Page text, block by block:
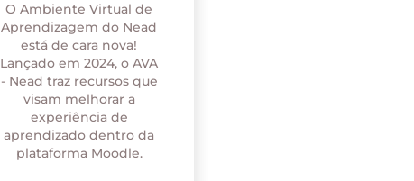
O Ambiente Virtual de
Aprendizagem do Nead
está de cara nova!
Lançado em 2024, o AVA
- Nead traz recursos que
visam melhorar a
experiência de
aprendizado dentro da
plataforma Moodle.